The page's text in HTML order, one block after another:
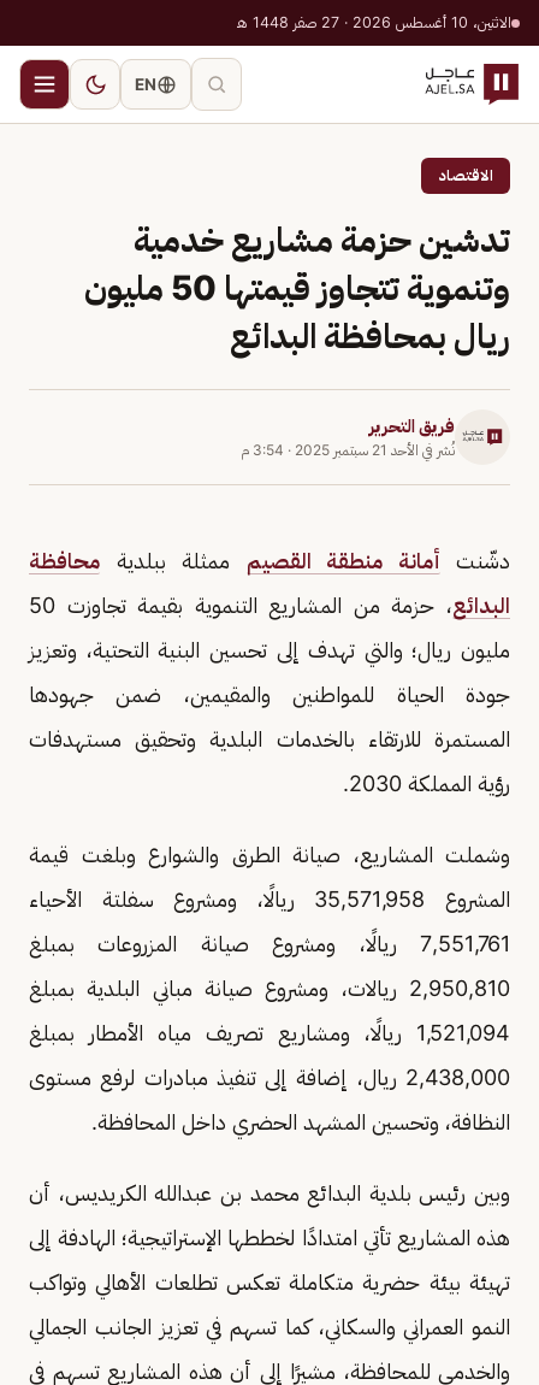
الاثنين، 10 أغسطس 2026 · 27 صفر 1448 هـ
EN
الاقتصاد
تدشين حزمة مشاريع خدمية
وتنموية تتجاوز قيمتها 50 مليون
ريال بمحافظة البدائع
فريق التحرير
نُشر في الأحد 21 سبتمبر 2025 · 3:54 م
دشّنت أمانة منطقة القصيم ممثلة ببلدية محافظة
البدائع
، حزمة من المشاريع التنموية بقيمة تجاوزت 50
مليون ريال؛ والتي تهدف إلى تحسين البنية التحتية، وتعزيز
جودة الحياة للمواطنين والمقيمين، ضمن جهودها
المستمرة للارتقاء بالخدمات البلدية وتحقيق مستهدفات
رؤية المملكة 2030.
وشملت المشاريع، صيانة الطرق والشوارع وبلغت قيمة
المشروع 35,571,958 ريالًا، ومشروع سفلتة الأحياء
7,551,761 ريالًا، ومشروع صيانة المزروعات بمبلغ
2,950,810 ريالات، ومشروع صيانة مباني البلدية بمبلغ
1,521,094 ريالًا، ومشاريع تصريف مياه الأمطار بمبلغ
2,438,000 ريال، إضافة إلى تنفيذ مبادرات لرفع مستوى
النظافة، وتحسين المشهد الحضري داخل المحافظة.
وبين رئيس بلدية البدائع محمد بن عبدالله الكريديس، أن
هذه المشاريع تأتي امتدادًا لخططها الإستراتيجية؛ الهادفة إلى
تهيئة بيئة حضرية متكاملة تعكس تطلعات الأهالي وتواكب
النمو العمراني والسكاني، كما تسهم في تعزيز الجانب الجمالي
والخدمي للمحافظة، مشيرًا إلى أن هذه المشاريع تسهم في